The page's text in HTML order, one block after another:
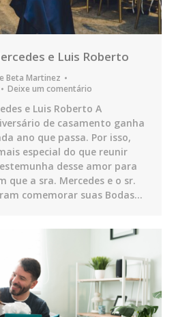
e Luis Roberto
Beta Martinez
Deixe um comentário
e Luis Roberto A
de casamento ganha
ano que passa. Por isso,
especial do que reunir
desse amor para
que a sra. Mercedes e o sr.
comemorar suas Bodas…